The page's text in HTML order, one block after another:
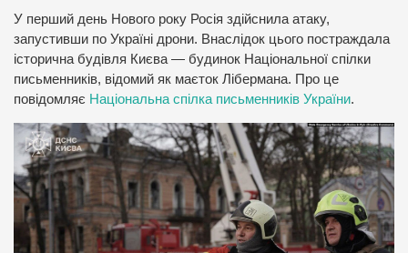
У перший день Нового року Росія здійснила атаку,
запустивши по Україні дрони. Внаслідок цього постраждала
історична будівля Києва — будинок Національної спілки
письменників, відомий як маєток Лібермана. Про це
повідомляє Національна спілка письменників України.